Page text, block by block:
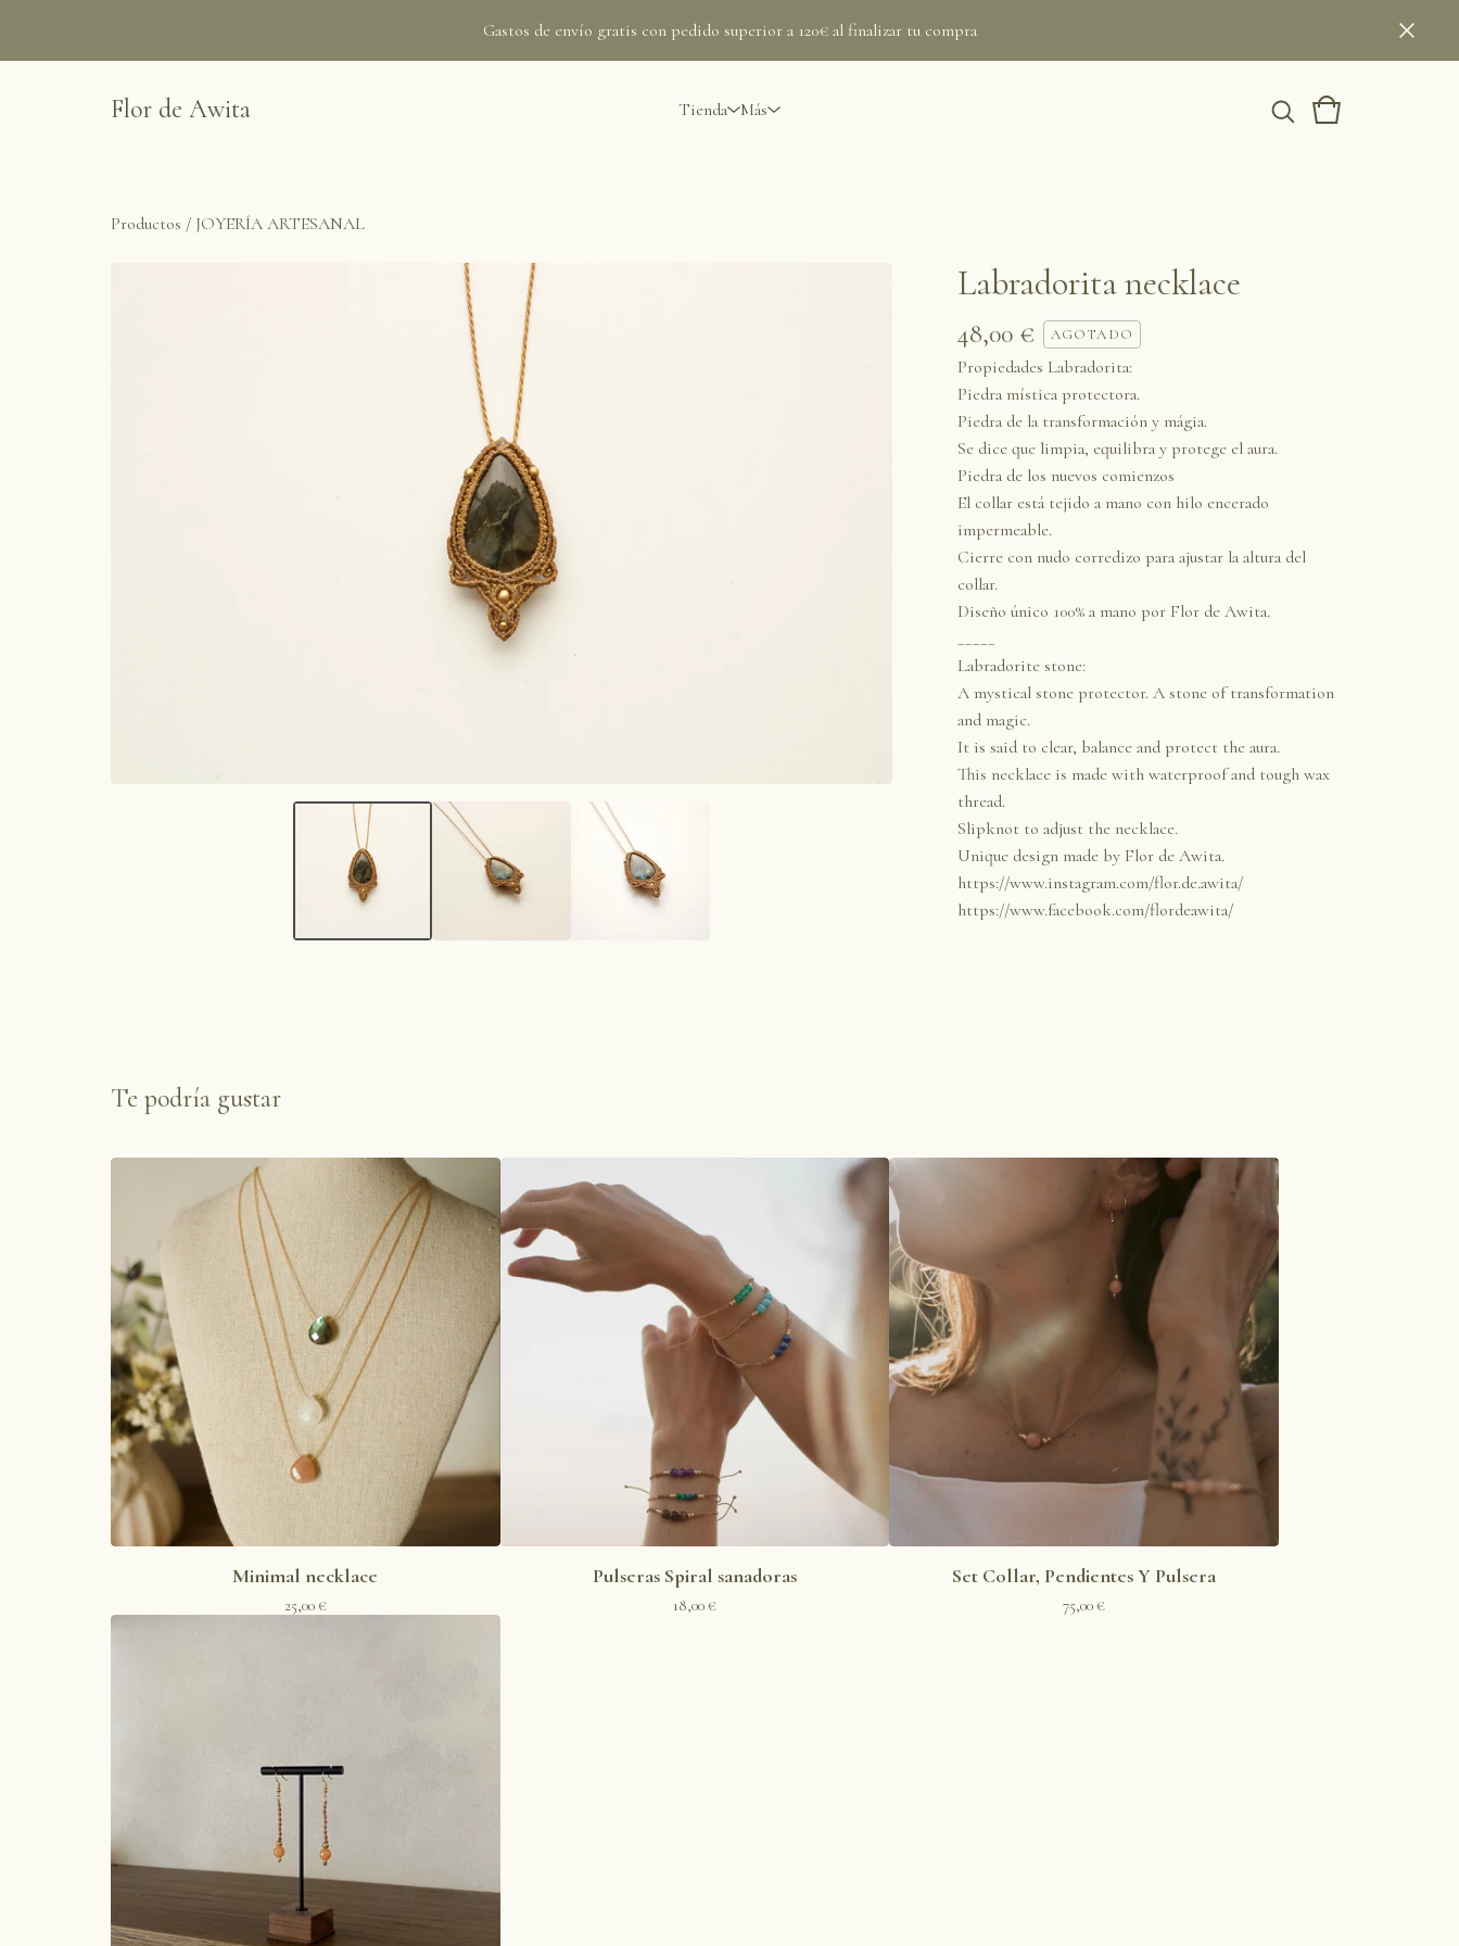
Gastos de envío gratis con pedido superior a 120€ al finalizar tu compra
Flor de Awita Tienda Más
Productos / JOYERÍA ARTESANAL
Labradorita necklace
48,00 € AGOTADO
Propiedades Labradorita:
Piedra mística protectora.
Piedra de la transformación y mágia.
Se dice que limpia, equilibra y protege el aura.
Piedra de los nuevos comienzos
El collar está tejido a mano con hilo encerado
impermeable.
Cierre con nudo corredizo para ajustar la altura del
collar.
Diseño único 100% a mano por Flor de Awita.
_____
Labradorite stone:
A mystical stone protector. A stone of transformation
and magic.
It is said to clear, balance and protect the aura.
This necklace is made with waterproof and tough wax
thread.
Slipknot to adjust the necklace.
Unique design made by Flor de Awita.
https://www.instagram.com/flor.de.awita/
https://www.facebook.com/flordeawita/
Te podría gustar
Minimal necklace
25,00€
Pulseras Spiral sanadoras
18,00€
Set Collar, Pendientes Y Pulsera
75,00€